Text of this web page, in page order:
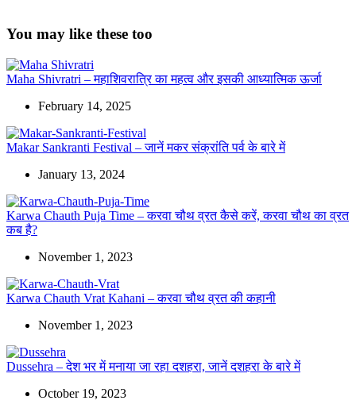
You may like these too
Maha Shivratri – महाशिवरात्रि का महत्व और इसकी आध्यात्मिक ऊर्जा
February 14, 2025
Makar Sankranti Festival – जानें मकर संक्रांति पर्व के बारे में
January 13, 2024
Karwa Chauth Puja Time – करवा चौथ व्रत कैसे करें, करवा चौथ का व्रत
कब है?
November 1, 2023
Karwa Chauth Vrat Kahani – करवा चौथ व्रत की कहानी
November 1, 2023
Dussehra – देश भर में मनाया जा रहा दशहरा, जानें दशहरा के बारे में
October 19, 2023